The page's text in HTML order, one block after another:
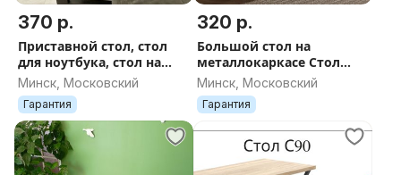
370 р.
Приставной стол, стол
для ноутбука, стол на
колёсиках
Минск, Московский
Гарантия
320 р.
Большой стол на
металлокаркасе Стол
письменный стол
компьютерный
Минск, Московский
Гарантия